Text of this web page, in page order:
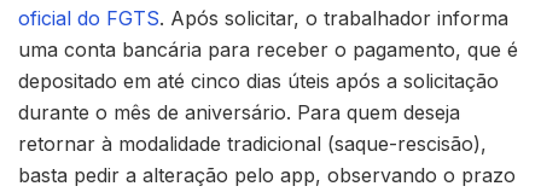
oficial do FGTS. Após solicitar, o trabalhador informa
uma conta bancária para receber o pagamento, que é
depositado em até cinco dias úteis após a solicitação
durante o mês de aniversário. Para quem deseja
retornar à modalidade tradicional (saque-rescisão),
basta pedir a alteração pelo app, observando o prazo